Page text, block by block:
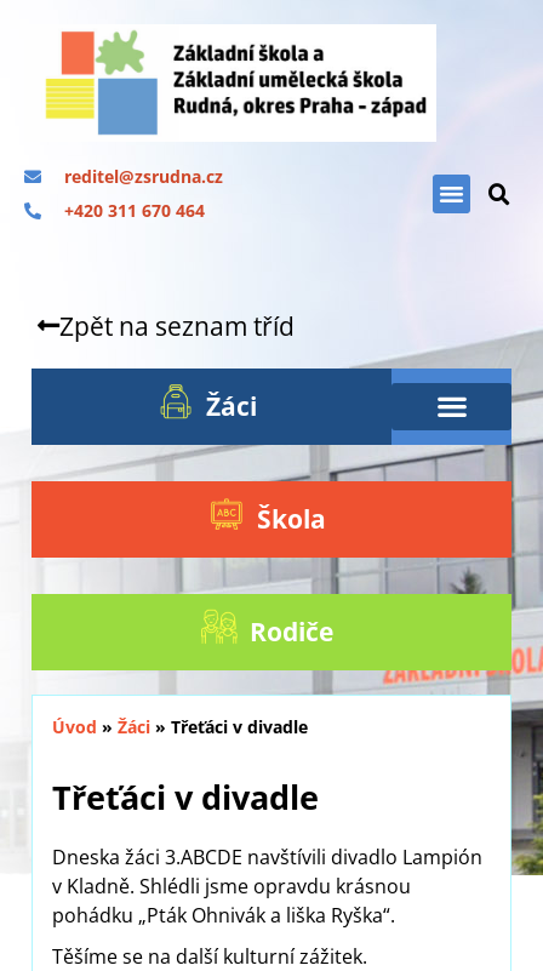
reditel@zsrudna.cz
+420 311 670 464
Zpět na seznam tříd
Žáci
Škola
Rodiče
Úvod » Žáci » Třeťáci v divadle
Třeťáci v divadle
Dneska žáci 3.ABCDE navštívili divadlo Lampión
v Kladně. Shlédli jsme opravdu krásnou
pohádku „Pták Ohnivák a liška Ryška“.
Těšíme se na další kulturní zážitek.